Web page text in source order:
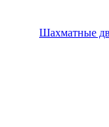
Шахматные